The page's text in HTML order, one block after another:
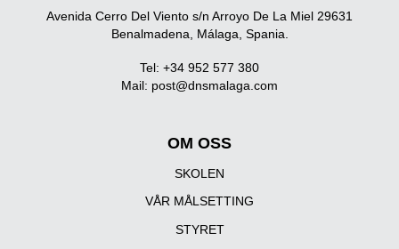
Avenida Cerro Del Viento s/n Arroyo De La Miel 29631
Benalmadena, Málaga, Spania.
Tel: +34 952 577 380
Mail: post@dnsmalaga.com
OM OSS
SKOLEN
VÅR MÅLSETTING
STYRET